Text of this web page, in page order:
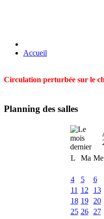
Accueil
Circulation perturbée sur le
Planning des salles
L
Ma Me
4
5 6
11 12 13
18 19 20
25 26 27